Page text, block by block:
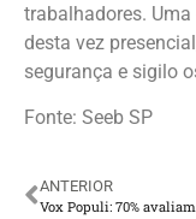
trabalhadores.
desta vez
segurança e sigilo
Fonte: Seeb SP
ANTERIOR